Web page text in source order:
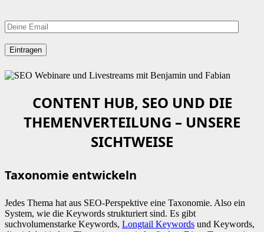
CONTENT HUB, SEO UND DIE
THEMENVERTEILUNG – UNSERE
SICHTWEISE
Taxonomie entwickeln
Jedes Thema hat aus SEO-Perspektive eine Taxonomie. Also ein
System, wie die Keywords strukturiert sind. Es gibt
suchvolumenstarke Keywords, Longtail Keywords und Keywords,